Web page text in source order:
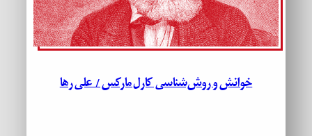
خوانش و روش‌شناسی کارل مارکس / علی رها